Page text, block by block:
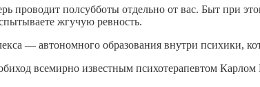
проводит полсубботы отдельно от вас. Быт при
жгучую ревность.
— автономного образования внутри психики,
всемирно известным психотерапевтом